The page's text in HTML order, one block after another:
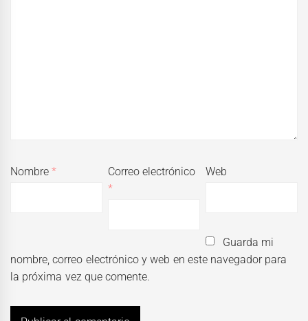
Nombre*
Correo electrónico
*
Web
Guarda mi
nombre, correo electrónico y web en este navegador para
la próxima vez que comente.